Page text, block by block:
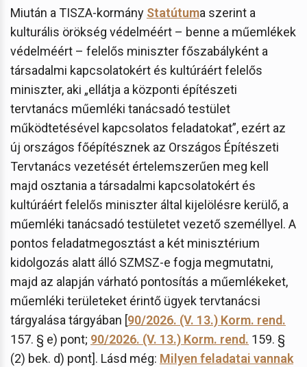
Miután a TISZA-kormány Statútuma szerint a
kulturális örökség védelméért – benne a műemlékek
védelméért – felelős miniszter főszabályként a
társadalmi kapcsolatokért és kultúráért felelős
miniszter, aki „ellátja a központi építészeti
tervtanács műemléki tanácsadó testület
működtetésével kapcsolatos feladatokat”, ezért az
új országos főépítésznek az Országos Építészeti
Tervtanács vezetését értelemszerűen meg kell
majd osztania a társadalmi kapcsolatokért és
kultúráért felelős miniszter által kijelölésre kerülő, a
műemléki tanácsadó testületet vezető személlyel. A
pontos feladatmegosztást a két minisztérium
kidolgozás alatt álló SZMSZ-e fogja megmutatni,
majd az alapján várható pontosítás a műemlékeket,
műemléki területeket érintő ügyek tervtanácsi
tárgyalása tárgyában [90/2026. (V. 13.) Korm. rend.
157. § e) pont; 90/2026. (V. 13.) Korm. rend. 159. §
(2) bek. d) pont]. Lásd még: Milyen feladatai vannak